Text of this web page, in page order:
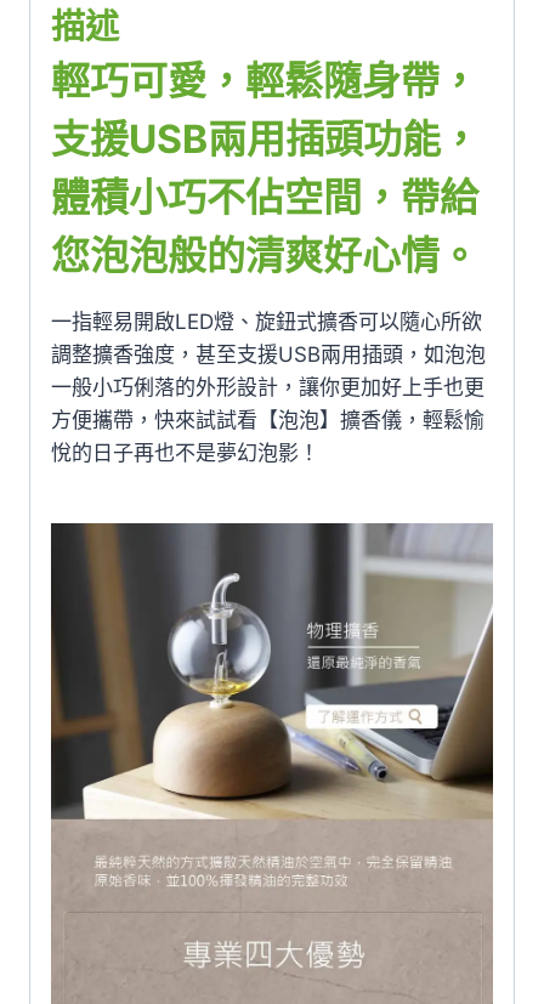
描述
輕巧可愛，輕鬆隨身帶，
支援USB兩用插頭功能，
體積小巧不佔空間，帶給
您泡泡般的清爽好心情。
一指輕易開啟LED燈、旋鈕式擴香可以隨心所欲
調整擴香強度，甚至支援USB兩用插頭，如泡泡
一般小巧俐落的外形設計，讓你更加好上手也更
方便攜帶，快來試試看【泡泡】擴香儀，輕鬆愉
悅的日子再也不是夢幻泡影！